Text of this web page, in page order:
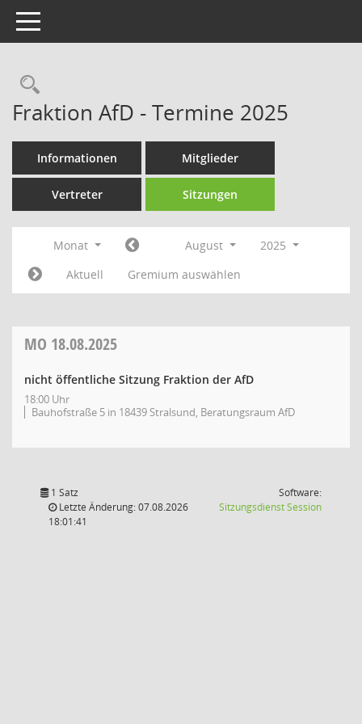
Toggle navigation
Rechercheauswahl
Fraktion AfD - Termine 2025
Informationen Mitglieder
Vertreter Sitzungen
Monat August
2025
Aktuell
Gremium auswählen
MO 18.08.2025
nicht öffentliche Sitzung Fraktion der AfD
18:00 Uhr
Bauhofstraße 5 in 18439 Stralsund, Beratungsraum AfD
1 Satz
Letzte Änderung: 07.08.2026
18:01:41
Software:
SitzungsdienstSession(Wird in